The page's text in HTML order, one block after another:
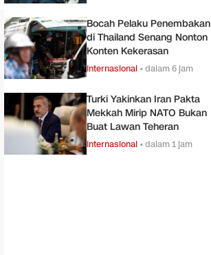
Bocah Pelaku Penembakan
di Thailand Senang Nonton
Konten Kekerasan
Internasional •dalam 6 jam
Turki Yakinkan Iran Pakta
Mekkah Mirip NATO Bukan
Buat Lawan Teheran
Internasional •dalam 1 jam